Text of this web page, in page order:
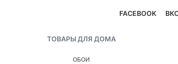
FACEBOOK
ТОВАРЫ ДЛЯ ДОМА
ОБОИ